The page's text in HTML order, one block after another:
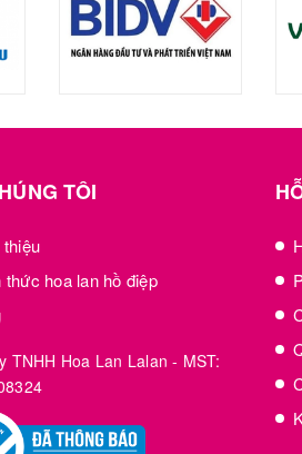
TÔI
thức hoa lan hồ điệp
TNHH Hoa Lan Lalan - MST: